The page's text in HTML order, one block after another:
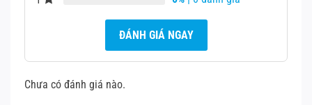
Đầu tiên, chip thế hệ thứ 10 của Intel được sản xuất với
quy trình 10nm. Chúng nhanh hơn một chút và có đồ họa
tích hợp tối ưu hơn. Tuy vậy, chúng cũng đắt đỏ hơn. Trên
thị trường hiện tại, những chiếc máy tính xách tay với chip
ĐÁNH GIÁ NGAY
Chưa có đánh giá nào.